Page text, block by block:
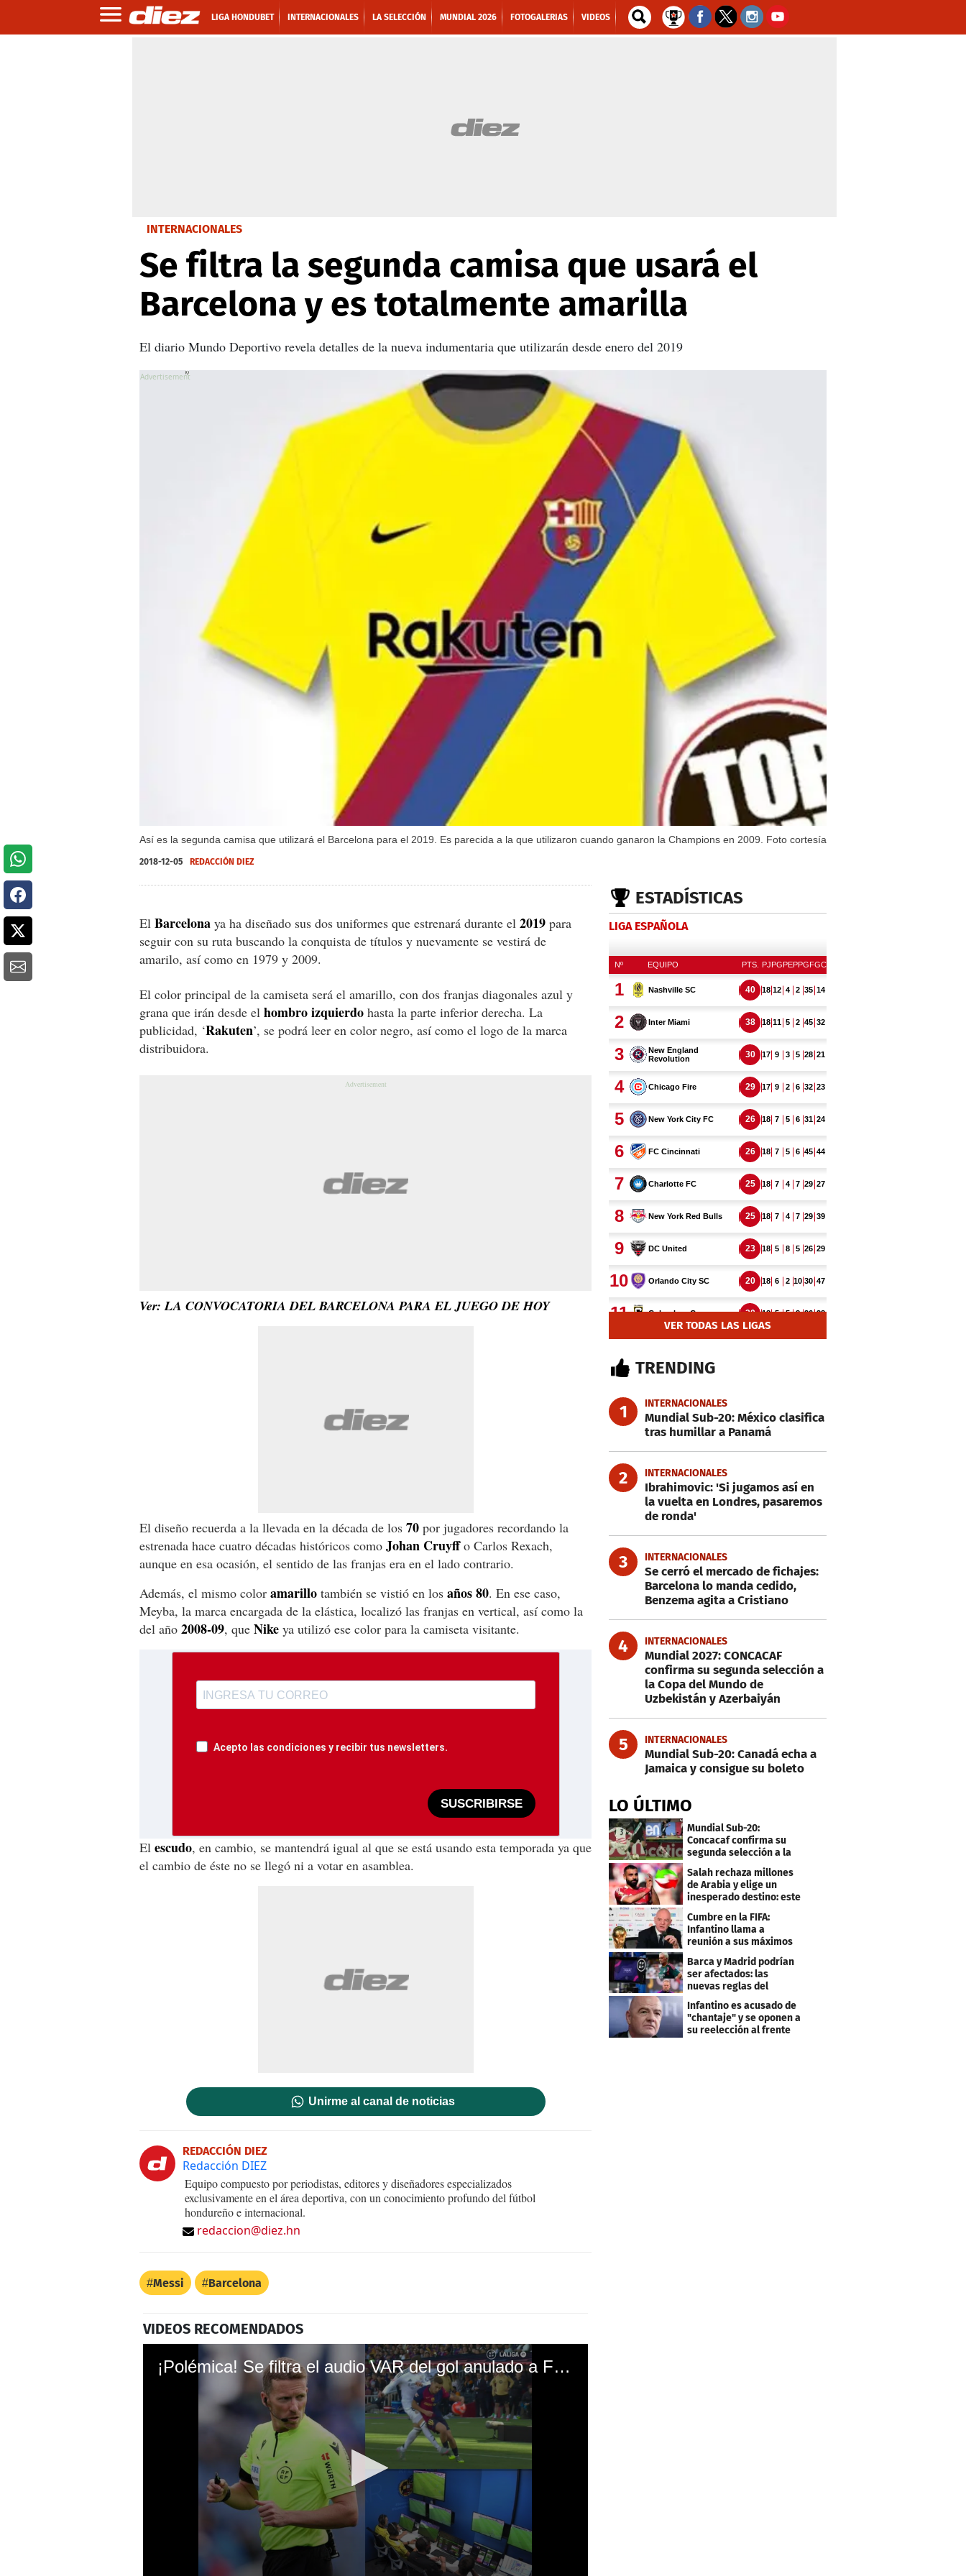
LIGA HONDUBET INTERNACIONALES LA SELECCIÓN MUNDIAL 2026 FOTOGALERIAS VIDEOS
INTERNACIONALES
Se filtra la segunda camisa que usará el
Barcelona y es totalmente amarilla
El diario Mundo Deportivo revela detalles de la nueva indumentaria que utilizarán desde enero del 2019
Así es la segunda camisa que utilizará el Barcelona para el 2019. Es parecida a la que utilizaron cuando ganaron la Champions en 2009. Foto cortesía
X
2018-12-05 REDACCIÓN DIEZ
El Barcelona ya ha diseñado sus dos uniformes que estrenará durante el 2019 para
seguir con su ruta buscando la conquista de títulos y nuevamente se vestirá de
amarilo, así como en 1979 y 2009.
El color principal de la camiseta será el amarillo, con dos franjas diagonales azul y
grana que irán desde el hombro izquierdo hasta la parte inferior derecha. La
publicidad, ‘Rakuten’, se podrá leer en color negro, así como el logo de la marca
distribuidora.
Ver: LA CONVOCATORIA DEL BARCELONA PARA EL JUEGO DE HOY
El diseño recuerda a la llevada en la década de los 70 por jugadores recordando la
estrenada hace cuatro décadas históricos como Johan Cruyffo Carlos Rexach,
aunque en esa ocasión, el sentido de las franjas era en el lado contrario.
Además, el mismo color amarillo también se vistió en los años 80. En ese caso,
Meyba, la marca encargada de la elástica, localizó las franjas en vertical, así como la
del año 2008-09, que Nike ya utilizó ese color para la camiseta visitante.
Acepto las condiciones y recibir tus newsletters.
SUSCRIBIRSE
El escudo, en cambio, se mantendrá igual al que se está usando esta temporada ya que
el cambio de éste no se llegó ni a votar en asamblea.
Unirme al canal de noticias
REDACCIÓN DIEZ
Redacción DIEZ
Equipo compuesto por periodistas, editores y diseñadores especializados
exclusivamente en el área deportiva, con un conocimiento profundo del fútbol
hondureño e internacional.
redaccion@diez.hn
Messi Barcelona
VIDEOS RECOMENDADOS
¡Polémica! Se filtra el audio VAR del gol anulado a Fermín en el Barcelona - Real Madrid: "Menos mal"
ESTADÍSTICAS
LIGA ESPAÑOLA
VER TODAS LAS LIGAS
TRENDING
1 INTERNACIONALES
Mundial Sub-20: México clasifica
tras humillar a Panamá
2 INTERNACIONALES
Ibrahimovic: 'Si jugamos así en
la vuelta en Londres, pasaremos
de ronda'
3 INTERNACIONALES
Se cerró el mercado de fichajes:
Barcelona lo manda cedido,
Benzema agita a Cristiano
4 INTERNACIONALES
Mundial 2027: CONCACAF
confirma su segunda selección a
la Copa del Mundo de
Uzbekistán y Azerbaiyán
5 INTERNACIONALES
Mundial Sub-20: Canadá echa a
Jamaica y consigue su boleto
LO ÚLTIMO
Mundial Sub-20:
Concacaf confirma su
segunda selección a la
Copa del Mundo 2027
Salah rechaza millones
de Arabia y elige un
inesperado destino: este
será su club
Cumbre en la FIFA:
Infantino llama a
reunión a sus máximos
Barca y Madrid podrían
ser afectados: las
nuevas reglas del
arbitraje en LaLiga
Infantino es acusado de
"chantaje" y se oponen a
su reelección al frente